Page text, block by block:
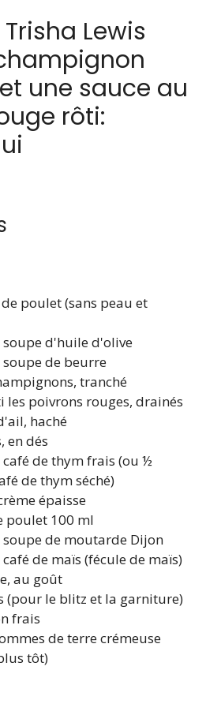
Lewis
une sauce au
rôti:
poulet (sans peau et
soupe d'huile d'olive
de beurre
tranché
les poivrons rouges, drainés
haché
en dés
de thym frais (ou ½
de thym séché)
épaisse
poulet 100 ml
soupe de moutarde Dijon
de maïs (fécule de maïs)
au goût
(pour le blitz et la garniture)
frais
de terre crémeuse
tôt)